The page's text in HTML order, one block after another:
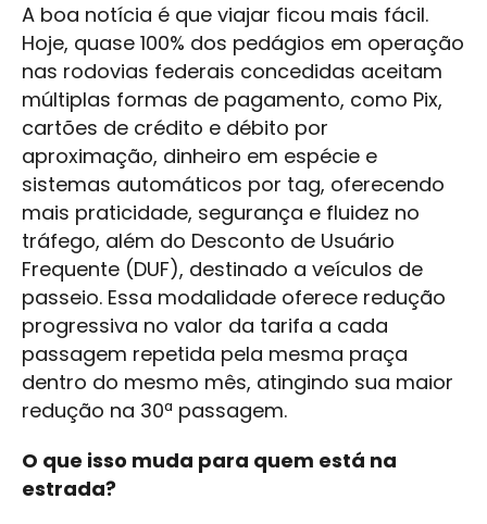
A boa notícia é que viajar ficou mais fácil.
Hoje, quase 100% dos pedágios em operação
nas rodovias federais concedidas aceitam
múltiplas formas de pagamento, como Pix,
cartões de crédito e débito por
aproximação, dinheiro em espécie e
sistemas automáticos por tag, oferecendo
mais praticidade, segurança e fluidez no
tráfego, além do Desconto de Usuário
Frequente (DUF), destinado a veículos de
passeio. Essa modalidade oferece redução
progressiva no valor da tarifa a cada
passagem repetida pela mesma praça
dentro do mesmo mês, atingindo sua maior
redução na 30ª passagem.
O que isso muda para quem está na
estrada?